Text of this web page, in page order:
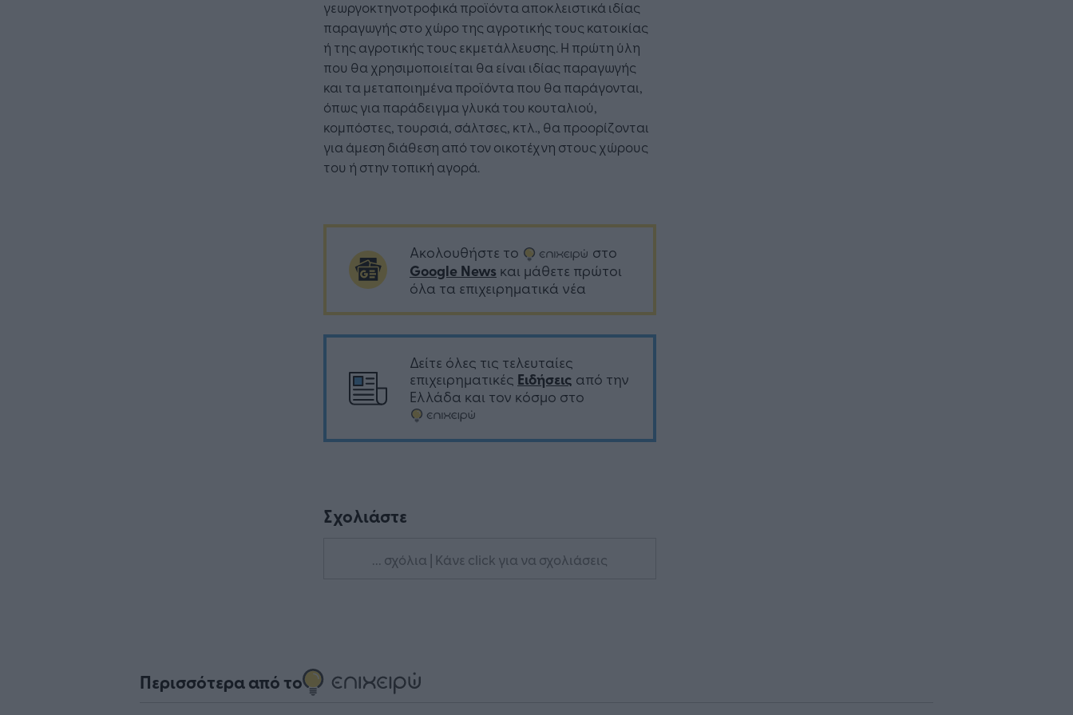
γεωργοκτηνοτροφικά προϊόντα αποκλειστικά ιδίας
παραγωγής στο χώρο της αγροτικής τους κατοικίας
ή της αγροτικής τους εκμετάλλευσης. Η πρώτη ύλη
που θα χρησιμοποιείται θα είναι ιδίας παραγωγής
και τα μεταποιημένα προϊόντα που θα παράγονται,
όπως για παράδειγμα γλυκά του κουταλιού,
κομπόστες, τουρσιά, σάλτσες, κτλ., θα προορίζονται
για άμεση διάθεση από τον οικοτέχνη στους χώρους
του ή στην τοπική αγορά.
Ακολουθήστε το στο
Google News και μάθετε πρώτοι
όλα τα επιχειρηματικά νέα
Δείτε όλες τις τελευταίες
επιχειρηματικές Ειδήσεις από την
Ελλάδα και τον κόσμο στο
Σχολιάστε
... σχόλια | Κάνε click για να σχολιάσεις
Περισσότερα από το